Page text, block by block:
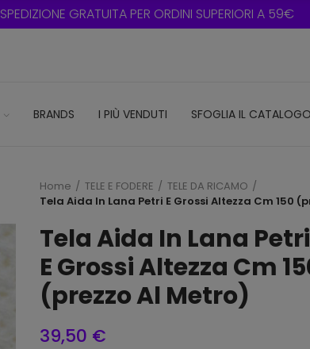
SPEDIZIONE GRATUITA PER ORDINI SUPERIORI A 59€
BRANDS I PIÙ VENDUTI SFOGLIA IL CATALOGO
Home TELE E FODERE
TELE DA RICAMO
Tela Aida In Lana Petri E Grossi Altezza Cm 150
Tela Aida In Lana Petri
E Grossi Altezza Cm
(prezzo Al Metro)
39,50 €